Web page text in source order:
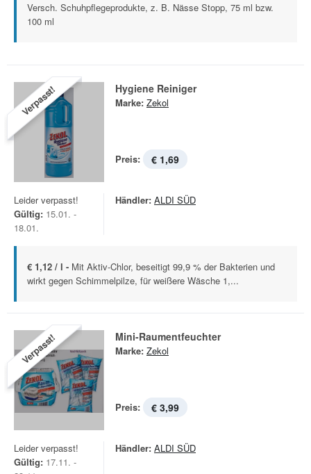
Versch. Schuhpflegeprodukte, z. B. Nässe Stopp, 75 ml bzw.
100 ml
Verpasst! Hygiene Reiniger
Marke: Zekol
Preis: € 1,69
Leider verpasst!
Gültig: 15.01. -
18.01.
Händler: ALDI SÜD
€ 1,12 / l - Mit Aktiv-Chlor, beseitigt 99,9 % der Bakterien und
wirkt gegen Schimmelpilze, für weißere Wäsche 1,...
Verpasst! Mini-Raumentfeuchter
Marke: Zekol
Preis: € 3,99
Leider verpasst!
Gültig: 17.11. -
Händler: ALDI SÜD